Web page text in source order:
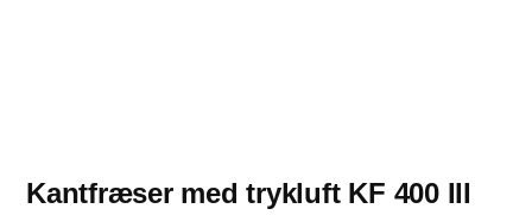
Kantfræser med trykluft KF 400 III